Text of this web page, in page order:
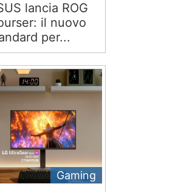
lancia ROG
il nuovo
per...
Gaming